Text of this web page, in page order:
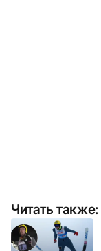
Читать также: